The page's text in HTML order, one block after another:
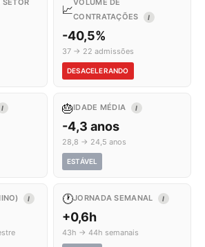
📈
VOLUME DE
CONTRATAÇÕES
I
-40,5%
37 → 22 admissões
DESACELERANDO
I 🎂IDADE MÉDIA I
-4,3 anos
28,8 → 24,5 anos
ESTÁVEL
I 🕐JORNADA SEMANAL I
+0,6h
43h → 44h semanais